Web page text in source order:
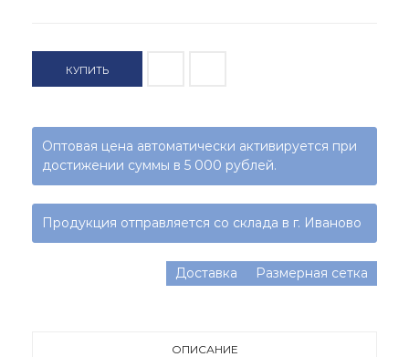
КУПИТЬ
Оптовая цена автоматически активируется при
достижении суммы в 5 000 рублей.
Продукция отправляется со склада в г. Иваново
Доставка Размерная сетка
ОПИСАНИЕ